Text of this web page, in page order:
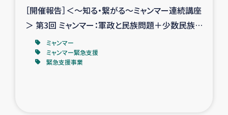
［開催報告］＜～知る・繋がる～ミャンマー連続講座
＞ 第3回 ミャンマー：軍政と民族問題＋少数民族
地域の現状
ミャンマー
ミャンマー緊急支援
緊急支援事業